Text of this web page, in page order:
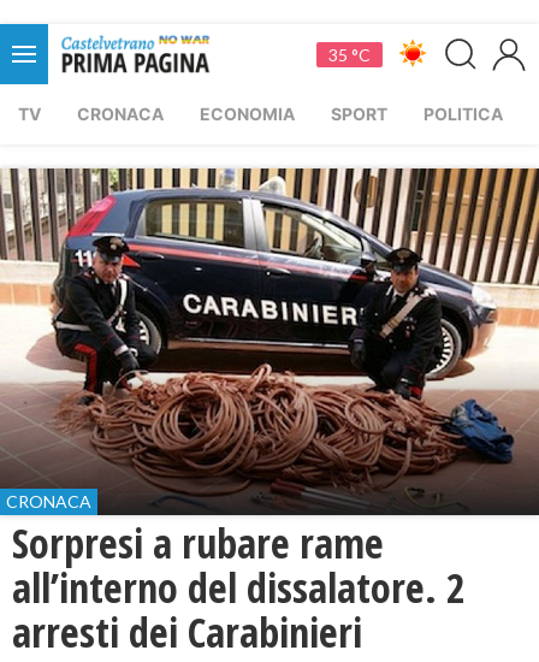
35 °C
TV CRONACA ECONOMIA SPORT POLITICA
CRONACA
Sorpresi a rubare rame
all’interno del dissalatore. 2
arresti dei Carabinieri